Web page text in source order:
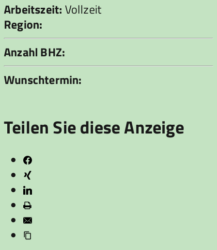
Arbeitszeit:Vollzeit
Region:
Anzahl BHZ:
Wunschtermin:
Teilen Sie diese Anzeige